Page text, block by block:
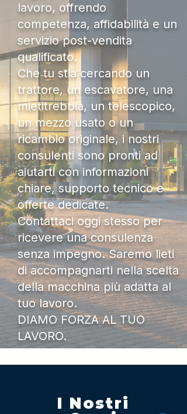
lavoro, offrendo
competenza, affidabilità e un
servizio post-vendita
qualificato.
Che tu stia cercando un
trattore, un escavatore, una
mietitrebbia, un telescopico,
un mezzo usato o un
ricambio originale, i nostri
consulenti sono pronti ad
aiutarti con informazioni
chiare, supporto tecnico e
offerte dedicate.
Contattaci oggi stesso per
ricevere una consulenza
senza impegno. Saremo lieti
di accompagnarti nella scelta
della macchina più adatta al
tuo lavoro.
DIAMO FORZA AL TUO
LAVORO.
I Nostri